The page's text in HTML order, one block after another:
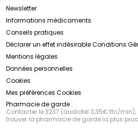
Newsletter
Informations médicaments
Conseils pratiques
Déclarer un effet indésirableConditions
Mentions légales
Données personnelles
Cookies
Mes préférences Cookies
Pharmacie de garde :
Contacter le 3237 (audiotel 0,35€ ttc/
trouver la pharmacie de garde la plus